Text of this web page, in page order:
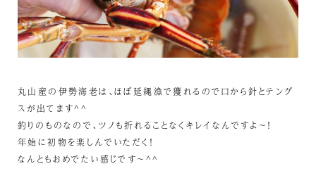
丸山産の伊勢海老は、ほぼ延縄漁で獲れるので口から針とテング
スが出てます^^
釣りのものなので、ツノも折れることなくキレイなんですよ～！
年始に初物を楽しんでいただく！
なんともおめでたい感じです～^^